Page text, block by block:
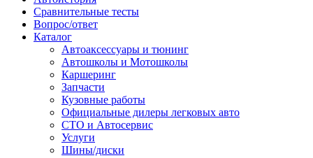
Сравнительные тесты
Вопрос/ответ
Каталог
Автоакcессуары и тюнинг
Автошколы и Мотошколы
Каршеринг
Запчасти
Кузовные работы
Официальные дилеры легковых авто
СТО и Автосервис
Услуги
Шины/диски